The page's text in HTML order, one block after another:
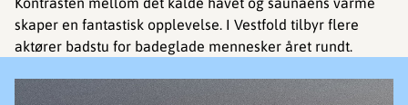
skaper en fantastisk opplevelse. I Vestfold tilbyr flere
aktører badstu for badeglade mennesker året rundt.